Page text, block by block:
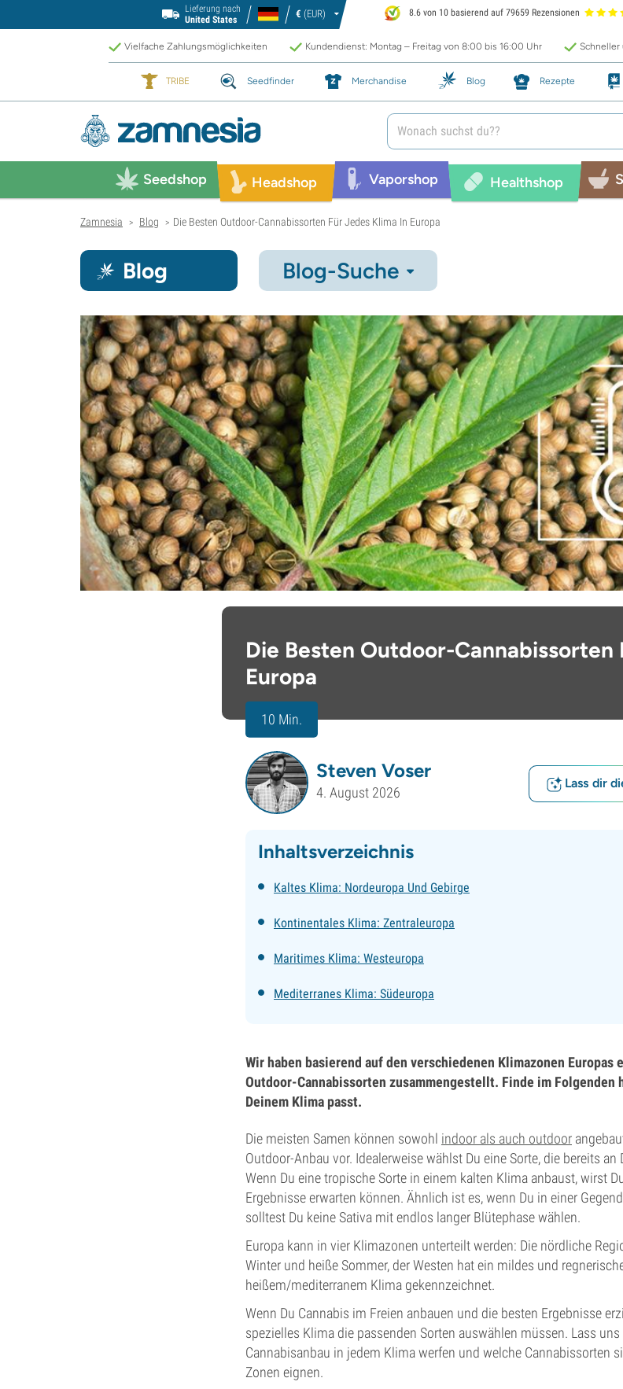
Lieferung nach
United States
€ (EUR) 8.6 von 10 basierend auf 79659 Rezensionen
Vielfache Zahlungsmöglichkeiten Kundendienst: Montag – Freitag von 8:00 bis 16:00 Uhr Schneller
TRIBE Seedfinder Merchandise Blog Rezepte
Seedshop Headshop Vaporshop Healthshop
Zamnesia > Blog > Die Besten Outdoor-Cannabissorten Für Jedes Klima In Europa
Blog Blog-Suche
Die Besten Outdoor-Cannabissorten
Europa
10 Min.
Steven Voser
4. August 2026
Lass dir
Inhaltsverzeichnis
Kaltes Klima: Nordeuropa Und Gebirge
Kontinentales Klima: Zentraleuropa
Maritimes Klima: Westeuropa
Mediterranes Klima: Südeuropa
Wir haben basierend auf den verschiedenen Klimazonen Europas
Outdoor-Cannabissorten zusammengestellt. Finde im Folgenden
Deinem Klima passt.
Die meisten Samen können sowohl indoor als auch outdoor
Outdoor-Anbau vor. Idealerweise wählst Du eine Sorte, die bereits
Wenn Du eine tropische Sorte in einem kalten Klima anbaust, wirst
Ergebnisse erwarten können. Ähnlich ist es, wenn Du in einer
solltest Du keine Sativa mit endlos langer Blütephase wählen.
Europa kann in vier Klimazonen unterteilt werden: Die nördliche
Winter und heiße Sommer, der Westen hat ein mildes und
heißem/mediterranem Klima gekennzeichnet.
Wenn Du Cannabis im Freien anbauen und die besten Ergebnisse
spezielles Klima die passenden Sorten auswählen müssen. Lass
Cannabisanbau in jedem Klima werfen und welche Cannabissorten
Zonen eignen.